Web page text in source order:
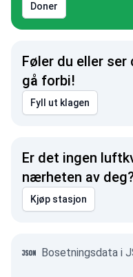
Doner
Føler du eller
gå forbi!
Fyll ut klagen
Er det ingen
nærheten av
Kjøp stasjon
Bosetningsdata i